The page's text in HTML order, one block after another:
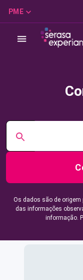
PME
Os dados são de
das informações
informação.